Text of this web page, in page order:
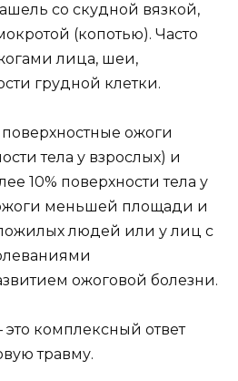
со скудной вязкой,
(копотью). Часто
лица, шеи,
грудной клетки.
ожоги
тела у взрослых) и
10% поверхности тела у
меньшей площади и
людей или у лиц с
ожоговой болезни.
комплексный ответ
травму.